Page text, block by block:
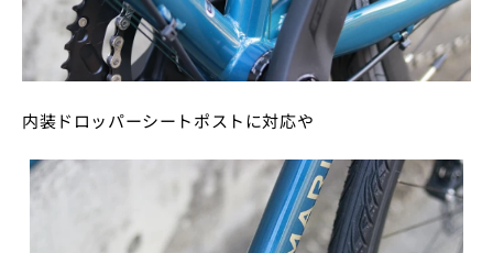
内装ドロッパーシートポストに対応や